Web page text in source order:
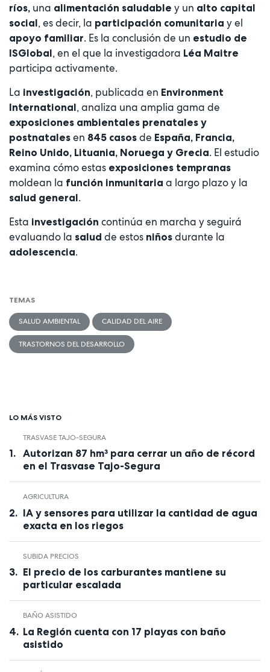
ríos, una alimentación saludable y un alto capital
social, es decir, la participación comunitaria y el
apoyo familiar. Es la conclusión de un estudio de
ISGlobal, en el que la investigadora Léa Maitre
participa activamente.
La investigación, publicada en Environment
International, analiza una amplia gama de
exposiciones ambientales prenatales y
postnatales en 845 casos de España, Francia,
Reino Unido, Lituania, Noruega y Grecia. El estudio
examina cómo estas exposiciones tempranas
moldean la función inmunitaria a largo plazo y la
salud general.
Esta investigación continúa en marcha y seguirá
evaluando la salud de estos niños durante la
adolescencia.
TEMAS
SALUD AMBIENTAL CALIDAD DEL AIRE
TRASTORNOS DEL DESARROLLO
LO MÁS VISTO
TRASVASE TAJO-SEGURA
Autorizan 87 hm³ para cerrar un año de récord
en el Trasvase Tajo-Segura
AGRICULTURA
IA y sensores para utilizar la cantidad de agua
exacta en los riegos
SUBIDA PRECIOS
El precio de los carburantes mantiene su
particular escalada
BAÑO ASISTIDO
La Región cuenta con 17 playas con baño
asistido